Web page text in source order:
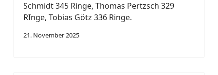
Schmidt 345 Ringe, Thomas Pertzsch 329
RInge, Tobias Götz 336 Ringe.
21. November 2025